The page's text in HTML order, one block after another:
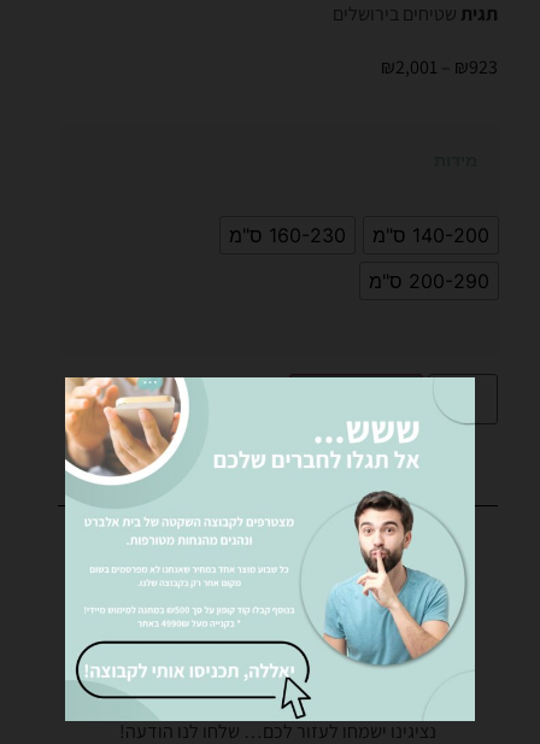
תגית שטיחים בירושלים
₪923
₪2,001
140-200 ס"מ
160-230 ס"מ
200-290 ס"מ
רוצים לקבל פרטים נוספים?
נציגינו ישמחו לעזור לכם… שלחו לנו הודעה!